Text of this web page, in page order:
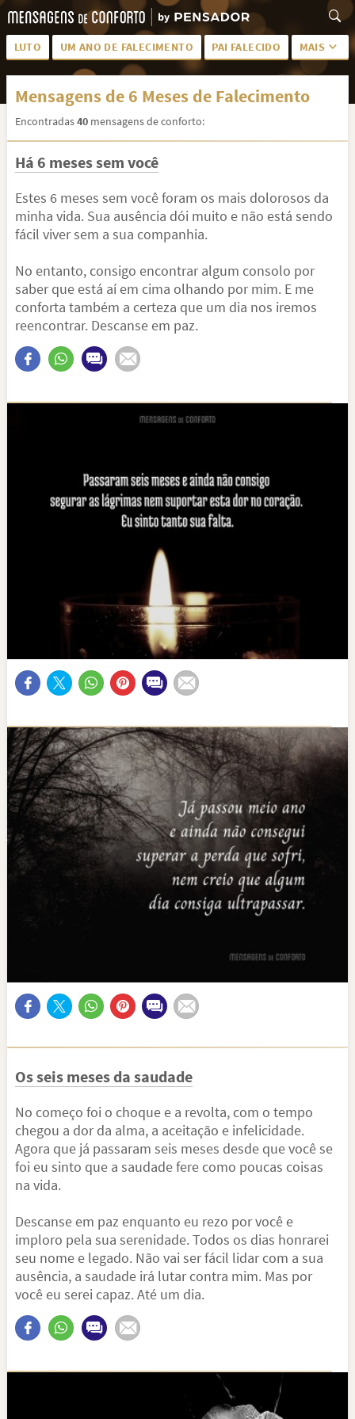
LUTO UM ANO DE FALECIMENTO PAI FALECIDO MAIS
LUTO PARA AMIGA PALAVRAS
SAUDADES DA MÃE
MEUS SENTIMENTOS
FRASES DE LUTO PARA AMIGO FIM DE NAMORO
TODAS AS CATEGORIAS
Mensagens de 6 Meses de Falecimento
Encontradas40 mensagens de conforto:
Há 6 meses sem você
Estes 6 meses sem você foram os mais dolorosos da
minha vida. Sua ausência dói muito e não está sendo
fácil viver sem a sua companhia.
No entanto, consigo encontrar algum consolo por
saber que está aí em cima olhando por mim. E me
conforta também a certeza que um dia nos iremos
reencontrar. Descanse em paz.
Os seis meses da saudade
No começo foi o choque e a revolta, com o tempo
chegou a dor da alma, a aceitação e infelicidade.
Agora que já passaram seis meses desde que você se
foi eu sinto que a saudade fere como poucas coisas
na vida.
Descanse em paz enquanto eu rezo por você e
imploro pela sua serenidade. Todos os dias honrarei
seu nome e legado. Não vai ser fácil lidar com a sua
ausência, a saudade irá lutar contra mim. Mas por
você eu serei capaz. Até um dia.